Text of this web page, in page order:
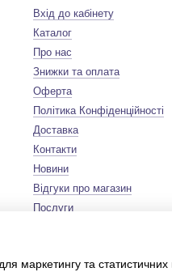
Вхід до кабінету
Каталог
Про нас
Знижки та оплата
Оферта
Політика Конфіденційності
Доставка
Контакти
Новини
Відгуки про магазин
Послуги
Сертифікати
маркетингу та